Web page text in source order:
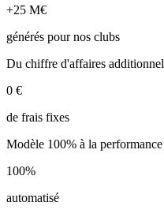
+25 M€
générés pour nos clubs
Du chiffre d'affaires additionnel
0 €
de frais fixes
Modèle 100% à la performance
100%
automatisé